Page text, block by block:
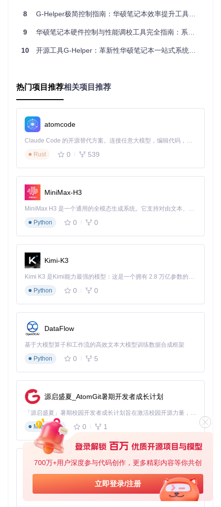
700万+用户深度参与代码创作，更多精彩内容等你共创
立即登录/注册
G-Helper主界面展示了性能模式选择、风扇曲线调节和电源管
场景化部署指南：游戏玩家优化方案
环境准备
连接电源适配器以获得最大性能释放
关闭后台不必要的应用程序，减少资源占用
确保笔记本放置在硬质平面上，保持通风良好
性能配置
// 示例：设置Turbo模式的核心代码逻辑
public
{
    SetPowerLimit(
135); // 设置CPU功率限制为135W
    SetGpuMode(
"Ultimate"
操作验证点
观察界面右侧CPU/GPU温度是否稳定在85°C以下
运行游戏测试帧率波动是否在可接受范围
[!TIP] 优化效果验证：使用游戏内帧率显示工具，比较优化
前后的平均帧率和稳定性差异，通常可获得10-15%的性能
如何通过进阶功能实现个性化设备管理
G-Helper的强大之处在于其模块化设计，除了核心的性能控制
外，还提供了丰富的扩展功能：
Anime Matrix自定义
：个性化设置华硕笔记本A面LED矩阵
显示内容
电池保护模式：设置充电阈值，延长电池使用寿命
键盘背光控制
：调整RGB背光效果和亮度，平衡视觉体验与
功耗
风险控制与系统维护
技术优化过程中，风险控制至关重要。G-Helper通过三重保护
机制确保系统安全：
8 G-Helper极简控制指南：华硕笔记本效率提升工具详解
9 华硕笔记本硬件控制与性能调校工具完全指南：系统资源优化与个性化配置方案
10 开源工具G-Helper：革新性华硕笔记本一站式系统控制解决方案
热门项目推荐相关项目推荐
atomcode
Claude Code 的开源替代方案。连接任意大模型，编辑代码，运行命令，自动验证 — 全自动执行。用 Rust 构建，极致性能。 ｜ An open-source alternative to Claude Code. Connect any LLM, edit code, run commands, and verify changes — autonomously. Built in Rust for speed. Get Started
Rust
0 539
MiniMax-H3
MiniMax H3 是一个通用的全模态生成系统。它支持对由文本、图像、视频和音频组成的多模态上下文进行统一理解，并能生成分辨率高达 2K、时长可达 15 秒的带原生立体声音频的视频。得益于面向任务泛化的系统设计，H3 在预训练阶段就已具备广泛的多模态上下文理解与生成能力，能够出色地执行复杂的多模态指令。
Python
0 0
Kimi-K3
Kimi K3 是Kimi能力最强的模型：这是一个拥有 2.8 万亿参数的混合专家（MoE）模型，具备原生视觉理解能力，并支持 100 万 token 的上下文窗口。
Python
0 0
DataFlow
基于大模型算子和工作流的高效文本大模型训练数据合成框架
Python
0 5
源启盛夏_AtomGit暑期开发者成长计划
「源启盛夏」暑期校园开发者成长计划旨在激活校园开源力量，通过积分激励、认证扶持、资源倾斜等形式，引导高校组织和开发者完成「入驻 — 建项目 — 做贡献 — 获认证 — 得资源」的完整闭环。无论你是想带领社团入驻平台的组织者，还是希望用代码贡献证明自己的开发者，都能在这里找到属于你的成长路径。
Markdown
0 1
py-xiaozhi
基于Python的Xiaozhi AI，适用于想要完整Xiaozhi体验而无需拥有专用硬件的用户。
Python
0 1